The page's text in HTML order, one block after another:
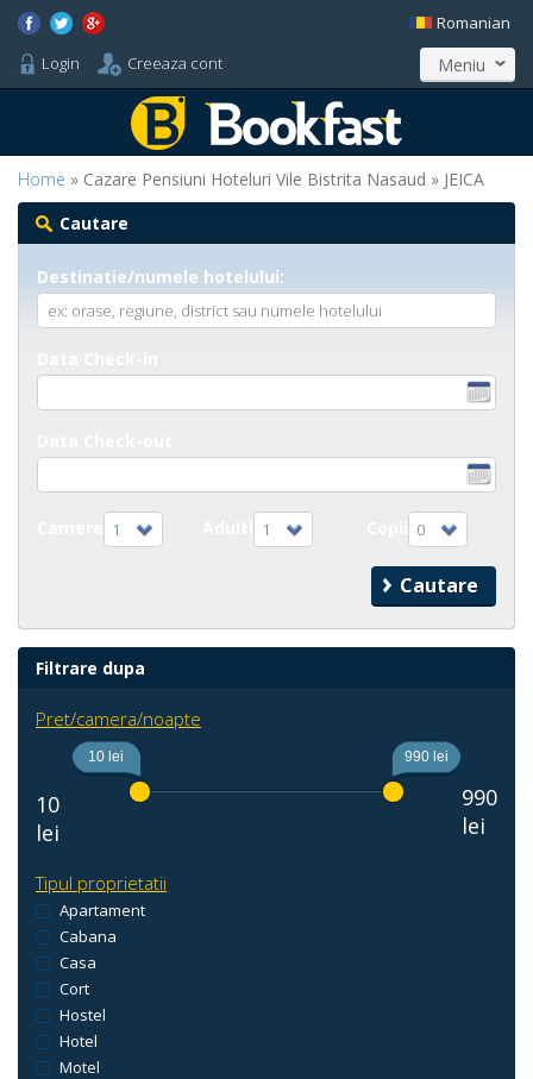
Login Creeaza cont
Romanian
Meniu
Home » Cazare Pensiuni Hoteluri Vile Bistrita Nasaud » JEICA
Cautare
Destinatie/numele hotelului:
1 1 0
Filtrare dupa
Pret/camera/noapte
10
lei
10 lei 990 lei
990
lei
Tipul proprietatii
Apartament
Cabana
Casa
Cort
Hostel
Hotel
Motel